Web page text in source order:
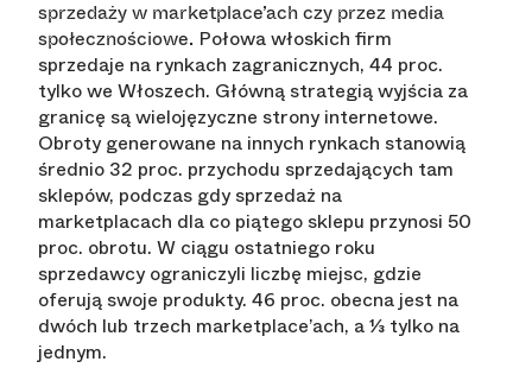
sprzedaży w marketplace’ach czy przez media
społecznościowe. Połowa włoskich firm
sprzedaje na rynkach zagranicznych, 44 proc.
tylko we Włoszech. Główną strategią wyjścia za
granicę są wielojęzyczne strony internetowe.
Obroty generowane na innych rynkach stanowią
średnio 32 proc. przychodu sprzedających tam
sklepów, podczas gdy sprzedaż na
marketplacach dla co piątego sklepu przynosi 50
proc. obrotu. W ciągu ostatniego roku
sprzedawcy ograniczyli liczbę miejsc, gdzie
oferują swoje produkty. 46 proc. obecna jest na
dwóch lub trzech marketplace’ach, a ⅓ tylko na
jednym.